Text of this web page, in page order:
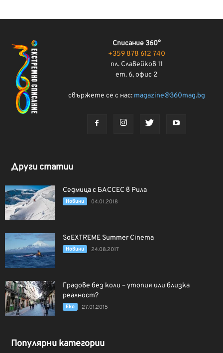
Списание 360°
+359 878 612 740
пл. Славейков 11
ет. 6, офис 2
свържете се с нас: magazine@360mag.bg
Други статии
Седмица с БАССЕС в Рила
Новини 04.01.2018
SoEXTREME Summer Cinema
Новини 24.08.2017
Градове без коли – утопия или близка
реалност?
Еко 27.01.2015
Популярни категории